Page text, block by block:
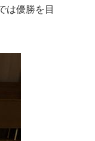
は優勝を目